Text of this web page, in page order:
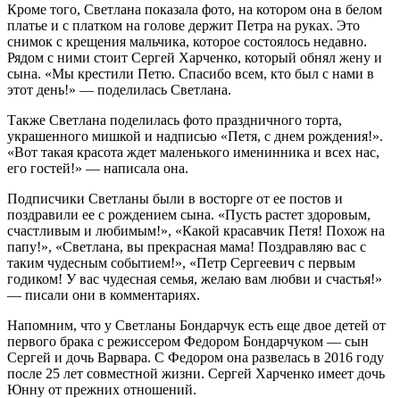
Кроме того, Светлана показала фото, на котором она в белом
платье и с платком на голове держит Петра на руках. Это
снимок с крещения мальчика, которое состоялось недавно.
Рядом с ними стоит Сергей Харченко, который обнял жену и
сына. «Мы крестили Петю. Спасибо всем, кто был с нами в
этот день!» — поделилась Светлана.
Также Светлана поделилась фото праздничного торта,
украшенного мишкой и надписью «Петя, с днем рождения!».
«Вот такая красота ждет маленького именинника и всех нас,
его гостей!» — написала она.
Подписчики Светланы были в восторге от ее постов и
поздравили ее с рождением сына. «Пусть растет здоровым,
счастливым и любимым!», «Какой красавчик Петя! Похож на
папу!», «Светлана, вы прекрасная мама! Поздравляю вас с
таким чудесным событием!», «Петр Сергеевич с первым
годиком! У вас чудесная семья, желаю вам любви и счастья!»
— писали они в комментариях.
Напомним, что у Светланы Бондарчук есть еще двое детей от
первого брака с режиссером Федором Бондарчуком — сын
Сергей и дочь Варвара. С Федором она развелась в 2016 году
после 25 лет совместной жизни. Сергей Харченко имеет дочь
Юнну от прежних отношений.